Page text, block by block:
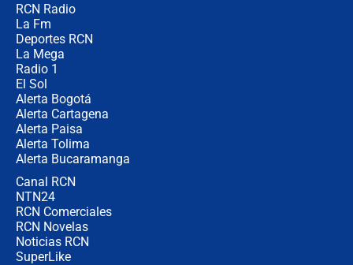
RCN Radio
La Fm
Deportes RCN
La Mega
Radio 1
El Sol
Alerta Bogotá
Alerta Cartagena
Alerta Paisa
Alerta Tolima
Alerta Bucaramanga
Canal RCN
NTN24
RCN Comerciales
RCN Novelas
Noticias RCN
SuperLike